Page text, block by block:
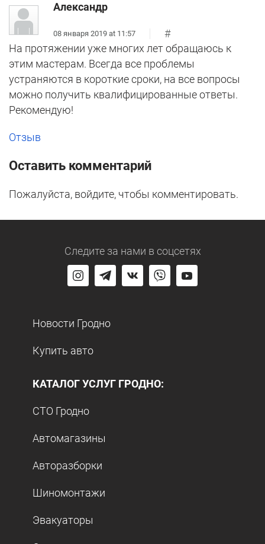
Александр
08 января 2019 at 11:57
#
На протяжении уже многих лет обращаюсь к
этим мастерам. Всегда все проблемы
устраняются в короткие сроки, на все вопросы
можно получить квалифицированные ответы.
Рекомендую!
Отзыв
Оставить комментарий
Пожалуйста, войдите, чтобы комментировать.
Следите за нами в соцсетях
Новости Гродно
Купить авто
КАТАЛОГ УСЛУГ ГРОДНО:
СТО Гродно
Автомагазины
Авторазборки
Шиномонтажи
Эвакуаторы